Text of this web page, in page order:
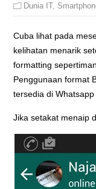
Dunia IT,
Cuba lihat pada
kelihatan menarik
formatting
Penggunaan format
tersedia di
Jika setakat menaip